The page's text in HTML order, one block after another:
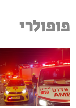
פופולרי